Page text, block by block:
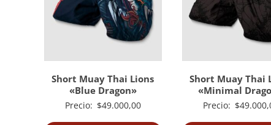
Short Muay Thai Lions
«Blue Dragon»
Precio: $49.000,00
Short Muay Thai
«Minimal
Precio: $